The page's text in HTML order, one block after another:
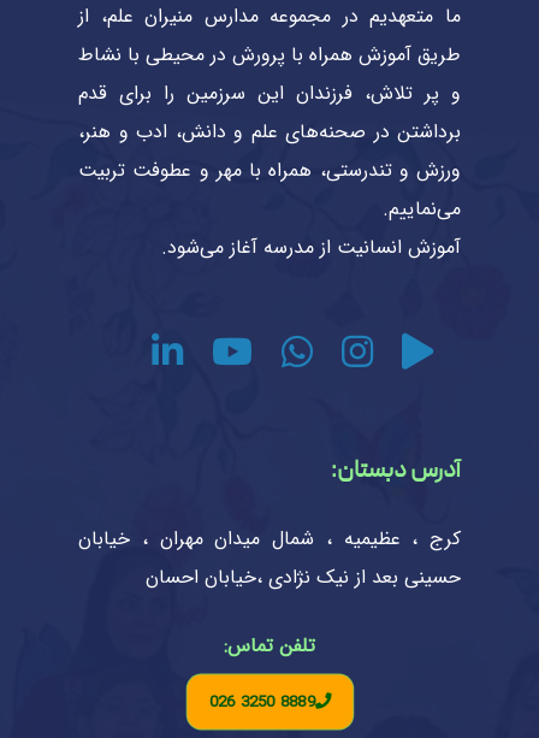
ما متعهدیم در مجموعه مدارس منیران علم، از
طریق آموزش همراه با پرورش در محیطی با نشاط
و پر تلاش، فرزندان این سرزمین را برای قدم
برداشتن در صحنه‌های علم و دانش، ادب و هنر،
ورزش و تندرستی، همراه با مهر و عطوفت تربیت
می‌نماییم.
آموزش انسانیت از مدرسه آغاز می‌شود.
آدرس دبستان:
کرج ، عظیمیه ، شمال میدان مهران ، خیابان
حسینی بعد از نیک نژادی ،خیابان احسان
تلفن تماس:
026 3250 8889